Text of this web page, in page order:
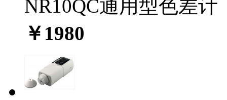
NR10QC通用型色差计
￥1980